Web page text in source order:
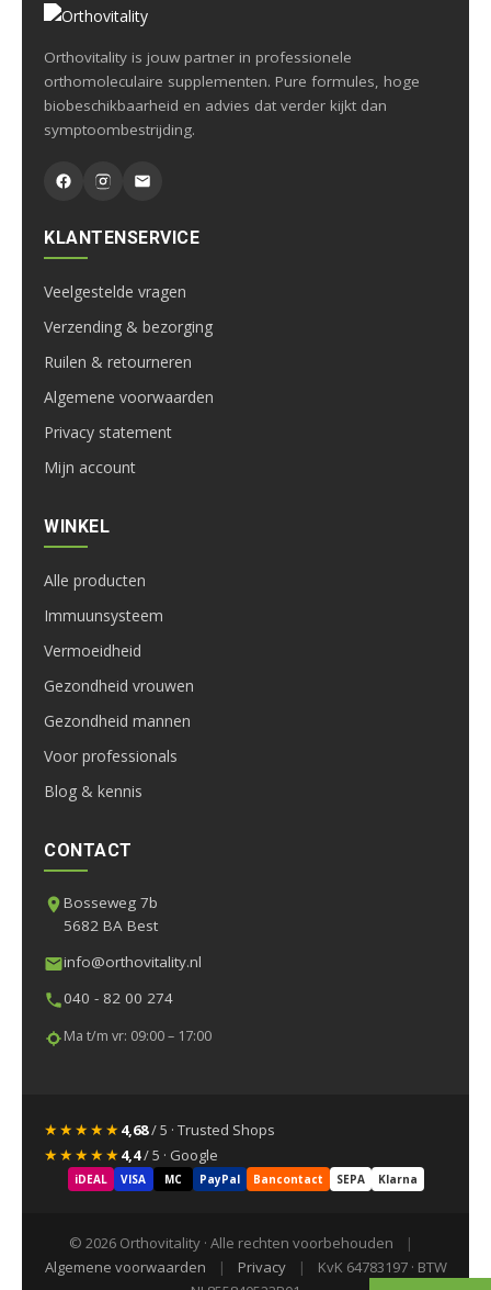
Orthovitality is jouw partner in professionele
orthomoleculaire supplementen. Pure formules, hoge
biobeschikbaarheid en advies dat verder kijkt dan
symptoombestrijding.
KLANTENSERVICE
Veelgestelde vragen
Verzending & bezorging
Ruilen & retourneren
Algemene voorwaarden
Privacy statement
Mijn account
WINKEL
Alle producten
Immuunsysteem
Vermoeidheid
Gezondheid vrouwen
Gezondheid mannen
Voor professionals
Blog & kennis
CONTACT
Bosseweg 7b
5682 BA Best
info@orthovitality.nl
040 - 82 00 274
Ma t/m vr: 09:00 – 17:00
★★★★★4,68/ 5 · Trusted Shops
★★★★★4,4/ 5 · Google
iDEAL VISA MC PayPal Bancontact SEPA Klarna
© 2026 Orthovitality · Alle rechten voorbehouden
|
Algemene voorwaarden
| Privacy |
KvK 64783197 · BTW